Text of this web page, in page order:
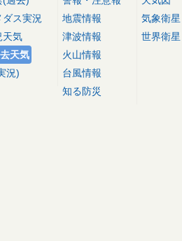
ダス実況
天気
天気
況)
地震情報
津波情報
火山情報
台風情報
知る防災
気象衛星
世界衛星